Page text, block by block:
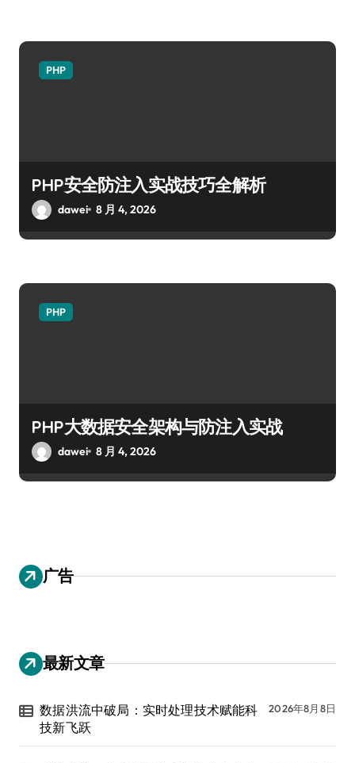
PHP
PHP安全防注入实战技巧全解析
dawei 8 月 4, 2026
PHP
PHP大数据安全架构与防注入实战
dawei 8 月 4, 2026
广告
最新文章
数据洪流中破局：实时处理技术赋能科
技新飞跃
2026年8月8日